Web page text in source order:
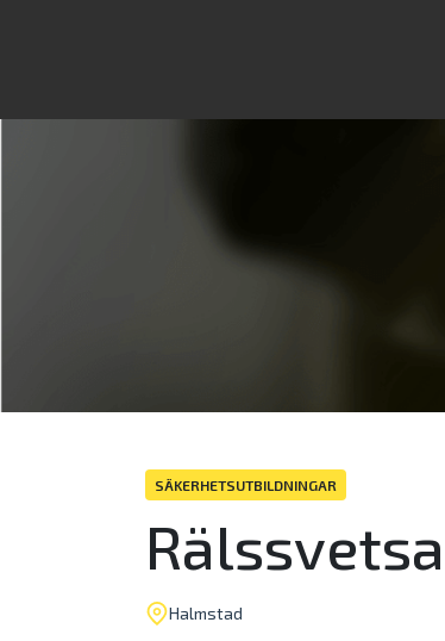
SÄKERHETSUTBILDNINGAR
Halmstad